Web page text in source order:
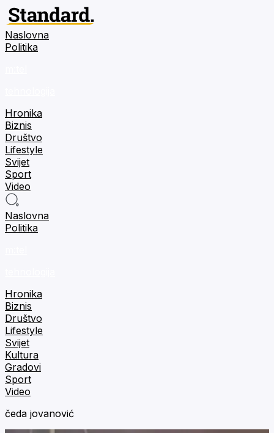
Naslovna
Politika
Hronika
Biznis
Društvo
Lifestyle
Svijet
Sport
Video
Naslovna
Politika
Hronika
Biznis
Društvo
Lifestyle
Svijet
Kultura
Gradovi
Sport
Video
čeda jovanović